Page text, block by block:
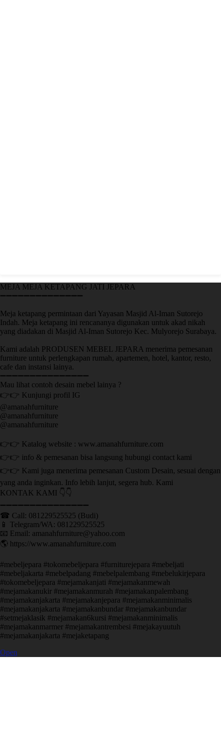
MEJA MEJA KETAPANG JATI JEPARA
➖➖➖➖➖➖➖➖➖➖➖➖➖➖
Meja ketapang permintaan dari Yayasan Masjid Al-Iman Sutorejo
Indah. Meja ketapang ini rencananya digunakan untuk akad nikah
yang diadakan di Masjid Al-Iman Sutorejo Kec. Mulyorejo Surabaya.
Kami adalah PRODUSEN MEBEL JEPARA menerima pemesanan
furniture untuk perlengkapan rumah, apartemen, hotel, kantor, resto,
cafe dan instansi lainya.
➖➖➖➖➖➖➖➖➖➖➖➖➖➖➖
Mau lihat contoh desain mebel lainya ?
👉👉 Kunjungi profil IG
@amanahfurniture
@amanahfurniture
@amanahfurniture
👉👉 Katalog website : www.amanahfurniture.com
👉👉 info & pemesanan bisa langsung hubungi contact kami
👉👉 Kami juga menerima pemesanan Custom Desain, sesuai dengan
yang anda inginkan. Info lebih lanjut, segera hub. Kami
KONTAK KAMI 👇👇
➖➖➖➖➖➖➖➖➖➖➖➖➖➖➖ ㅤ
☎ Call: 081229525525 (Budi)
📱 Telegram/WA: 081229525525
📧 Email: amanahfurniture@yahoo.com
🌎 https://www.amanahfurniture.com
#mebeljepara #tokomebeljepara #furniturejepara #mebeljati
#mebeljakarta #mebelpadang #mebelpalembang #mebelukirjepara
#tokomebeljepara #mejamakanjati #mejamakanmewah
#mejamakanukir #mejamakanmurah #mejamakanpalembang
#mejamakanjakarta #mejamakanjepara #mejamakanminimalis
#mejamakanjakarta #mejamakanbundar #mejamakanbundar
#setmejaklasik #mejamakan6kursi #mejamakanminimalis
#mejamakanmarmer #mejamakantrembesi #mejakayuutuh
#mejamakanjakarta #mejaketapang
Open